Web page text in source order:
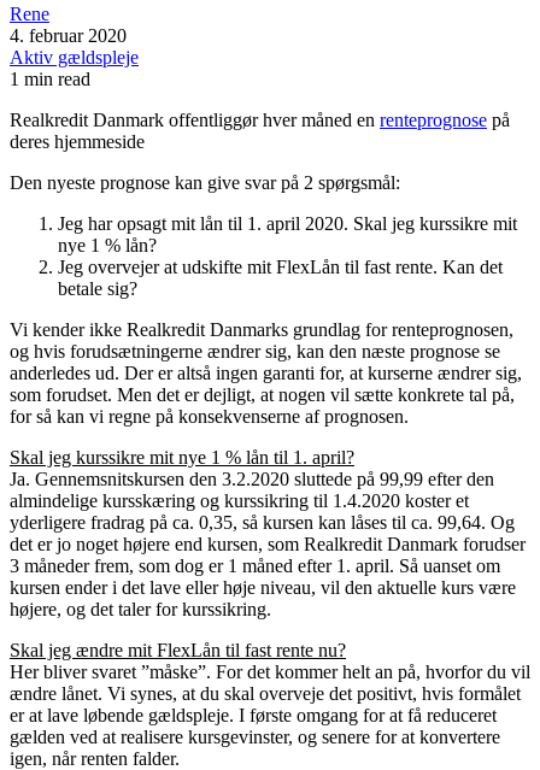
Rene
4. februar 2020
Aktiv gældspleje
1 min read
Realkredit Danmark offentliggør hver måned en renteprognose på
deres hjemmeside
Den nyeste prognose kan give svar på 2 spørgsmål:
Jeg har opsagt mit lån til 1. april 2020. Skal jeg kurssikre mit
nye 1 % lån?
Jeg overvejer at udskifte mit FlexLån til fast rente. Kan det
betale sig?
Vi kender ikke Realkredit Danmarks grundlag for renteprognosen,
og hvis forudsætningerne ændrer sig, kan den næste prognose se
anderledes ud. Der er altså ingen garanti for, at kurserne ændrer sig,
som forudset. Men det er dejligt, at nogen vil sætte konkrete tal på,
for så kan vi regne på konsekvenserne af prognosen.
Skal jeg kurssikre mit nye 1 % lån til 1. april?
Ja. Gennemsnitskursen den 3.2.2020 sluttede på 99,99 efter den
almindelige kursskæring og kurssikring til 1.4.2020 koster et
yderligere fradrag på ca. 0,35, så kursen kan låses til ca. 99,64. Og
det er jo noget højere end kursen, som Realkredit Danmark forudser
3 måneder frem, som dog er 1 måned efter 1. april. Så uanset om
kursen ender i det lave eller høje niveau, vil den aktuelle kurs være
højere, og det taler for kurssikring.
Skal jeg ændre mit FlexLån til fast rente nu?
Her bliver svaret ”måske”. For det kommer helt an på, hvorfor du vil
ændre lånet. Vi synes, at du skal overveje det positivt, hvis formålet
er at lave løbende gældspleje. I første omgang for at få reduceret
gælden ved at realisere kursgevinster, og senere for at konvertere
igen, når renten falder.